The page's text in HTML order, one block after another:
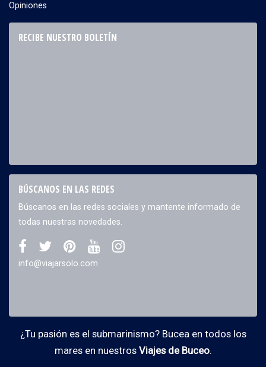
Opiniones
RECIBE NUESTRO BOLETÍN
BÚSCANOS EN LAS REDES
Búscanos en las redes sociales y mantente informado de
todas nuestras novedades.
info@viajarsolo.com
¿Tu pasión es el submarinismo? Bucea en todos los
mares en nuestros Viajes de Buceo.